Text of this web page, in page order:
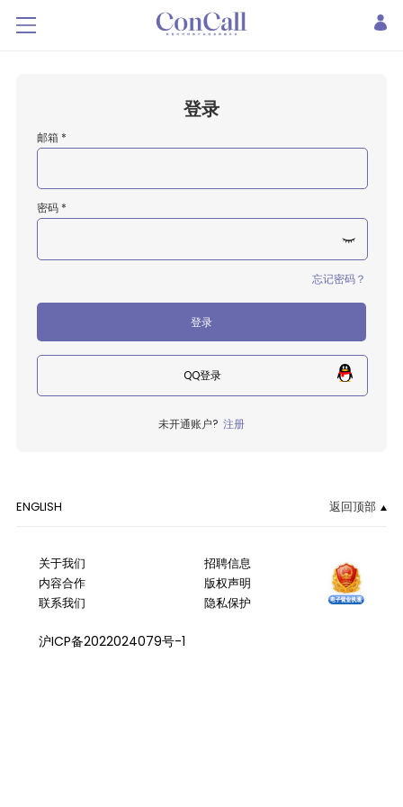
登录
邮箱 *
密码 *
忘记密码？
登录
QQ登录
未开通账户? 注册
ENGLISH 返回顶部
关于我们
内容合作
联系我们
招聘信息
版权声明
隐私保护
沪ICP备2022024079号-1